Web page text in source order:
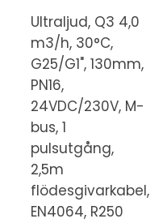
Ultraljud, Q3 4,0
m3/h, 30°C,
G25/G1", 130mm,
PN16,
24VDC/230V, M-
bus, 1
pulsutgång,
2,5m
flödesgivarkabel,
EN4064, R250